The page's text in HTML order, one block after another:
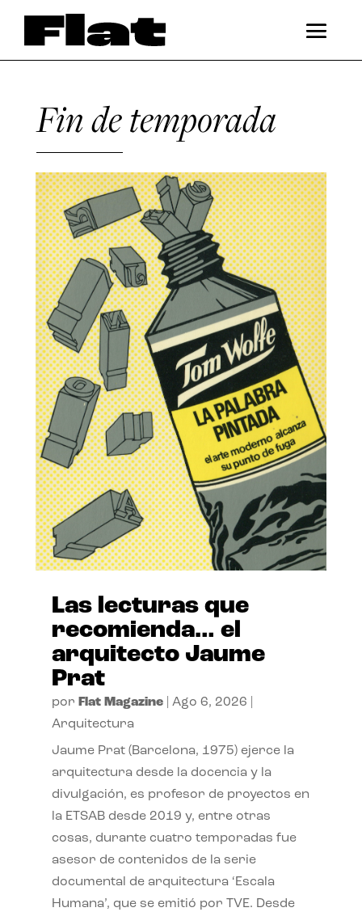
Fin de temporada
Las lecturas que
recomienda… el
arquitecto Jaume
Prat
por Flat Magazine| Ago 6, 2026
Arquitectura
Jaume Prat (Barcelona, 1975) ejerce la
arquitectura desde la docencia y la
divulgación, es profesor de proyectos en
la ETSAB desde 2019 y, entre otras
cosas, durante cuatro temporadas fue
asesor de contenidos de la serie
documental de arquitectura ‘Escala
Humana’, que se emitió por TVE. Desde